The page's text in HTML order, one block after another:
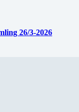
26/3-2026